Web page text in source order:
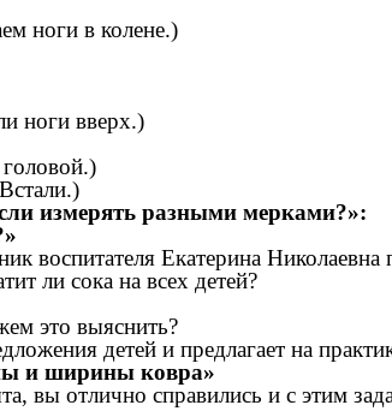
ноги в колене.)
ноги вверх.)
измерять разными мерками?»:
воспитателя Екатерина
ли сока на всех детей?
это выяснить?
детей и предлагает на
и ширины ковра»
вы отлично справились и с этим